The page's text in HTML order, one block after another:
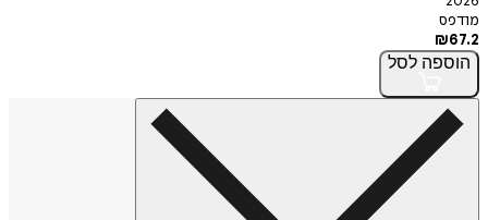
מודפס
₪67.2
הוספה לסל